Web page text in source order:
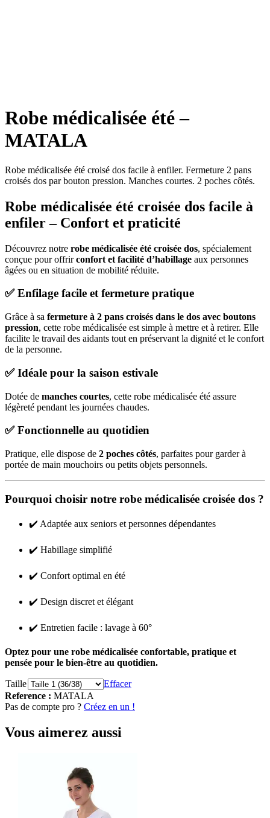
Robe médicalisée été –
MATALA
Robe médicalisée été croisé dos facile à enfiler. Fermeture 2 pans
croisés dos par bouton pression. Manches courtes. 2 poches côtés.
Robe médicalisée été croisée dos facile à
enfiler – Confort et praticité
Découvrez notre robe médicalisée été croisée dos, spécialement
conçue pour offrirconfort et facilité d’habillage aux personnes
âgées ou en situation de mobilité réduite.
✅ Enfilage facile et fermeture pratique
Grâce à sa fermeture à 2 pans croisés dans le dos avec boutons
pression, cette robe médicalisée est simple à mettre et à retirer. Elle
facilite le travail des aidants tout en préservant la dignité et le confort
de la personne.
✅ Idéale pour la saison estivale
Dotée de manches courtes, cette robe médicalisée été assure
légèreté pendant les journées chaudes.
✅ Fonctionnelle au quotidien
Pratique, elle dispose de 2 poches côtés, parfaites pour garder à
portée de main mouchoirs ou petits objets personnels.
Pourquoi choisir notre robe médicalisée croisée dos ?
✔️ Adaptée aux seniors et personnes dépendantes
✔️ Habillage simplifié
✔️ Confort optimal en été
✔️ Design discret et élégant
✔️ Entretien facile : lavage à 60°
Optez pour une robe médicalisée confortable, pratique et
pensée pour le bien-être au quotidien.
Taille
Effacer
Reference : MATALA
Pas de compte pro ? Créez en un !
Vous aimerez aussi